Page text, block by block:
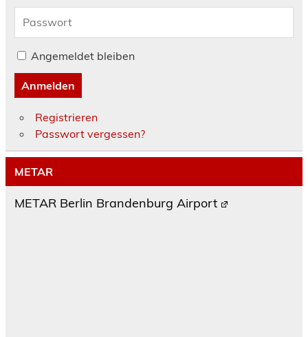
Angemeldet bleiben
Anmelden
Registrieren
Passwort vergessen?
METAR
METAR Berlin Brandenburg Airport